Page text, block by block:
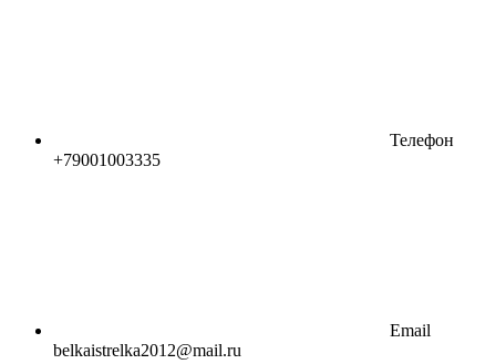
Телефон
+79001003335
Email
belkaistrelka2012@mail.ru